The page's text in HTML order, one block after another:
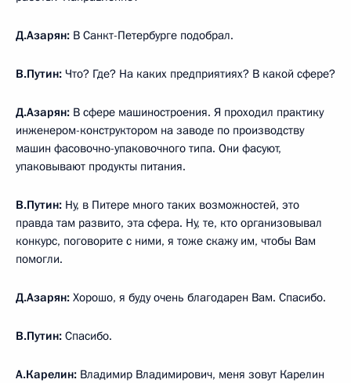
Д.Азарян: В Санкт-Петербурге подобрал.
В.Путин: Что? Где? На каких предприятиях? В какой сфере?
Д.Азарян: В сфере машиностроения. Я проходил практику
инженером-конструктором на заводе по производству
машин фасовочно-упаковочного типа. Они фасуют,
упаковывают продукты питания.
В.Путин: Ну, в Питере много таких возможностей, это
правда там развито, эта сфера. Ну, те, кто организовывал
конкурс, поговорите с ними, я тоже скажу им, чтобы Вам
помогли.
Д.Азарян: Хорошо, я буду очень благодарен Вам. Спасибо.
В.Путин: Спасибо.
А.Карелин: Владимир Владимирович, меня зовут Карелин